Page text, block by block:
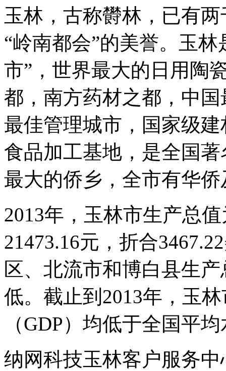
玉林，古称欎林，已有
“岭南都会”的美誉。玉
市”，世界最大的日用陶
都，南方药材之都，中
最佳管理城市，国家级
食品加工基地，是全国
最大的侨乡，全市有华
2013年，玉林市生产总
21473.16元，折合
区、北流市和博白县生
低。截止到2013年，玉
（GDP）均低于全国平
纳网科技玉林客户服务